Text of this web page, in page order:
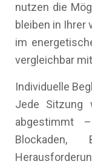
nutzen die
bleiben in Ihrer
im
vergleichbar
Individuelle
Jede Sitzung
abgestimmt
Blockaden,